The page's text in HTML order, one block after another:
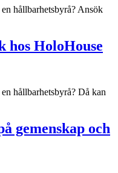
hållbarhetsbyrå? Ansök
HoloHouse
hållbarhetsbyrå? Då kan
gemenskap och